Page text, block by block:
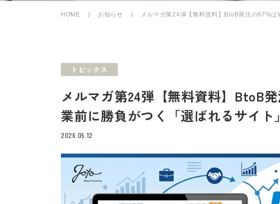
HOME お知らせ メルマガ第24弾【無料資料】BtoB発注の67%
トピックス
メルマガ第24弾【無料資料】BtoB
業前に勝負がつく「選ばれるサイト
2026.05.12